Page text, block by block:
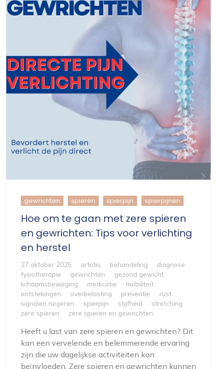
gewrichten spieren spierpijn spierpijnen
Hoe om te gaan met zere spieren
en gewrichten: Tips voor verlichting
en herstel
27 oktober 2025 artritis behandeling
diagnose
fysiotherapie
gewrichten
gezond gewicht
lichaamsbeweging
medicatie
mobiliteit
ontstekingen
overbelasting preventie
rust
signalen negeren
spierpijn stijfheid
stretching
zere spieren
zere spieren en gewrichten
Heeft u last van zere spieren en gewrichten? Dit
kan een vervelende en belemmerende ervaring
zijn die uw dagelijkse activiteiten kan
beïnvloeden. Zere spieren en gewrichten kunnen